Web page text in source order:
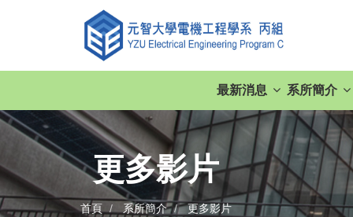
最新消息 系所簡介
更多影片
首頁 系所簡介 更多影片